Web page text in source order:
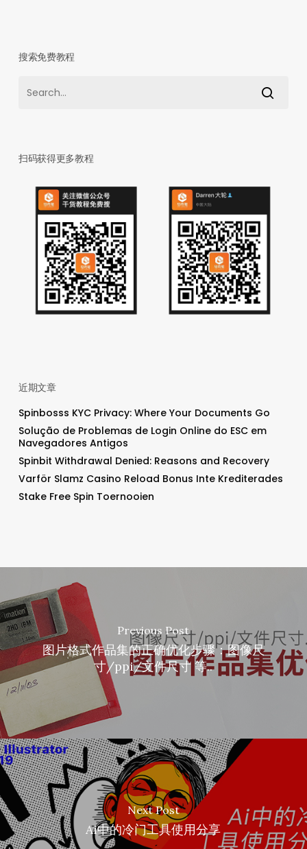
搜索免费教程
扫码获得更多教程
近期文章
Spinbosss KYC Privacy: Where Your Documents Go
Solução de Problemas de Login Online do ESC em
Navegadores Antigos
Spinbit Withdrawal Denied: Reasons and Recovery
Varför Slamz Casino Reload Bonus Inte Krediterades
Stake Free Spin Toernooien
Previous Post
图片格式作品集的正确优化步骤：图像尺
寸/ppi/文件尺寸 等..
Next Post
Ai中的冷门工具使用分享